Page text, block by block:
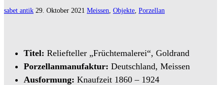
sabet antik 29. Oktober 2021 Meissen, Objekte, Porzellan
Titel: Reliefteller „Früchtemalerei“, Goldrand
Porzellanmanufaktur: Deutschland, Meissen
Ausformung: Knaufzeit 1860 – 1924